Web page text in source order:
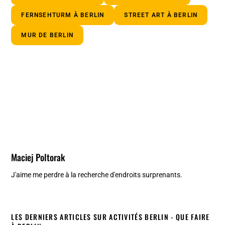
FERNSEHTURM À BERLIN STREET ART À BERLIN
MUR DE BERLIN
Maciej Poltorak
J'aime me perdre à la recherche d'endroits surprenants.
LES DERNIERS ARTICLES SUR ACTIVITÉS BERLIN - QUE FAIRE